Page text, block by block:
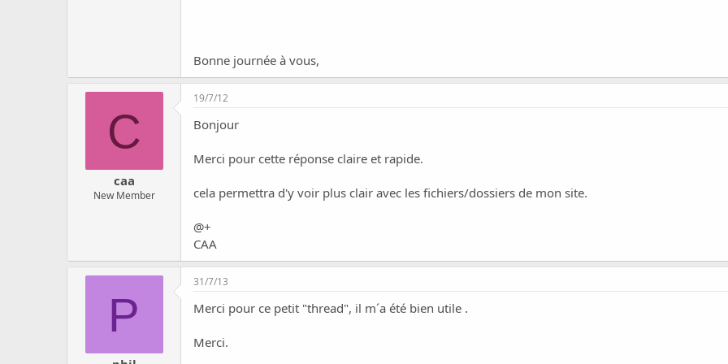
Bonne journée à vous,
C
caa
New Member
19/7/12
Bonjour
Merci pour cette réponse claire et rapide.
cela permettra d'y voir plus clair avec les fichiers/dossiers de mon site.
@+
CAA
P
31/7/13
Merci pour ce petit "thread", il m´a été bien utile .
Merci.